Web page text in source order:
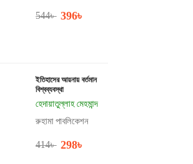
544৳ 396৳
ইতিহাসের আয়নায় বর্তমান
বিশ্বব্যবস্থা
হেদায়াতুল্লাহ মেহমান্দ
রুহামা পাবলিকেশন
414৳ 298৳